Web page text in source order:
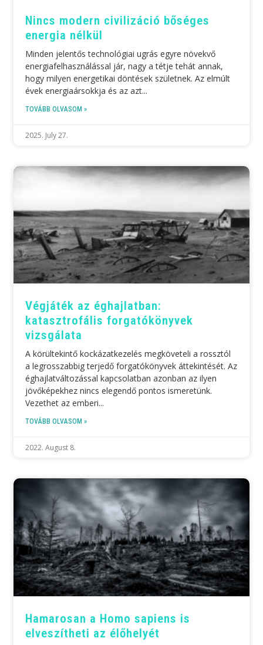
Nincs modern civilizáció bőséges
energia nélkül
Minden jelentős technológiai ugrás egyre növekvő
energiafelhasználással jár, nagy a tétje tehát annak,
hogy milyen energetikai döntések születnek. Az elmúlt
évek energiaársokkja és az azt
TOVÁBB OLVASOM »
2025. July 27.
Végjáték az éghajlatban:
katasztrofális forgatókönyvek
vizsgálata
A körültekintő kockázatkezelés megköveteli a rossztól
a legrosszabbig terjedő forgatókönyvek áttekintését. Az
éghajlatváltozással kapcsolatban azonban az ilyen
jövőképekhez nincs elegendő pontos ismeretünk.
Vezethet az emberi
TOVÁBB OLVASOM »
2022. August 8.
Hamarosan a Homo sapiens is
elveszítheti az élőhelyét